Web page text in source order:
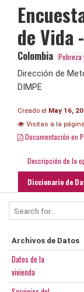
de Vida
Colombia Pobreza
Dirección de
DIMPE
Creado el May 16,
Visitas a la página
Documentación en
Descripción de la
Diccionario de
Archivos de Datos
Datos de la
vivienda